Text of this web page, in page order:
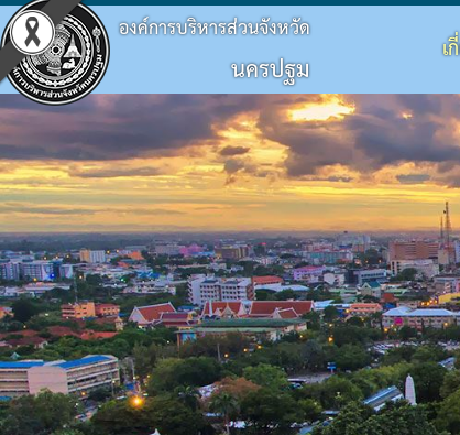
องค์การบริหารส่วนจังหวัด
นครปฐม
ประวัติ อบจ.
ข้อมูลพื้นฐาน
วิสัยทัศน์
อำนาจหน้าที่
โครงสร้างองค์กร
โครงสร้างผู้บริหาร
โครงสร้างฝ่ายการเมือง
โครงสร้างส่วนราชการ
โครงสร้างโรงพยาบาลส่งเสริมสุขภาพตำบ
ข้อบัญญัติงบประมาณ
แผนพัฒนาท้องถิ่น
แผนดำเนินงาน
ผลการดำเนินงาน
รายงานติดตามผลการดำเนินการประจำปี
แผนจัดซื้อจัดจ้างหรือจัดหาพัสดุ
รายงานความก้าวหน้าการจัดซื้อจัดจ้างหรื
สรุปผลการจัดซื้อจัดจ้างหรือการจัดหาพัสดุ
รายงานผลการจัดซื้อจัดจ้างหรือการจัดหา
ประมวลจริยธรรม
แผนการบริหารและพัฒนาบุคคล
รายงานผลการบริหารและพัฒนาทรัพยากร
หลักเกณฑ์การบริหารทรัพยากรบุคคล
กิจกรรม อบจ.
ข่าวประชาสัมพันธ์
ประชาสัมพันธ์สภา
มติที่ประชุมสภา
รายงานการประชุมสภา
การดำเนินการเพื่อจัดการความเสี่ยง
แนวทางปฏิบัติเรื่องร้องเรียน
ประกาศเจตนารมณ์ นโยบาย No Gift
แผนปฏิบัติการป้องกันการทุจริต
มาตรการส่งเสริมคุณธรรมและความโปร่งใ